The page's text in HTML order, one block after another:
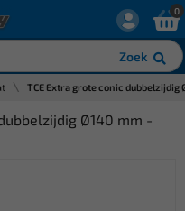
Zoek
0
TCE Extra grote conic dubbelzijdig
Ø140 mm -